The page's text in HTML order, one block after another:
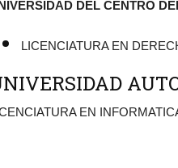
DEL CENTRO
LICENCIATURA EN
EN